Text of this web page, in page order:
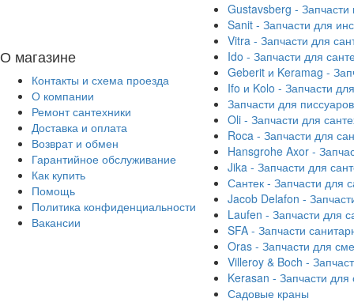
О магазине
Контакты и схема проезда
О компании
Ремонт сантехники
Доставка и оплата
Возврат и обмен
Гарантийное обслуживание
Как купить
Помощь
Политика конфиденциальности
Вакансии
Gustavsberg - Запчасти
Sanit - Запчасти для
Vitra - Запчасти для
Ido - Запчасти для
Geberit и Keramag -
Ifo и Kolo - Запчасти
Запчасти для писсуаров
Oli - Запчасти для
Roca - Запчасти для
Hansgrohe Axor -
Jika - Запчасти для
Сантек - Запчасти для
Jacob Delafon -
Laufen - Запчасти для
SFA - Запчасти
Oras - Запчасти для
Villeroy & Boch -
Kerasan - Запчасти для
Садовые краны